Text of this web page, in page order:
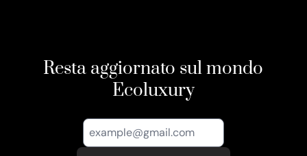
Resta aggiornato sul mondo
Ecoluxury